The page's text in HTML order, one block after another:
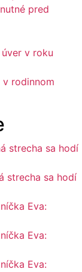
pred
v roku
rodinnom
strecha sa hodí
strecha sa hodí
Eva:
Eva:
Eva: